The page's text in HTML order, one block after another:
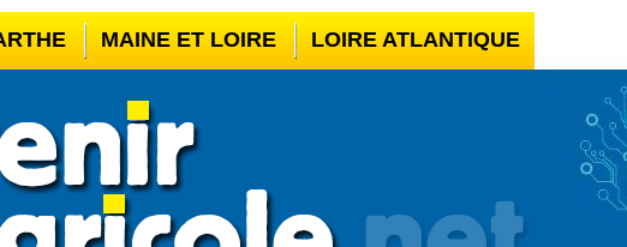
MAINE ET LOIRE LOIRE ATLANTIQUE
MEILLEUR BOOKMAKER HORS ARJEL
FRANCE LÉGAL